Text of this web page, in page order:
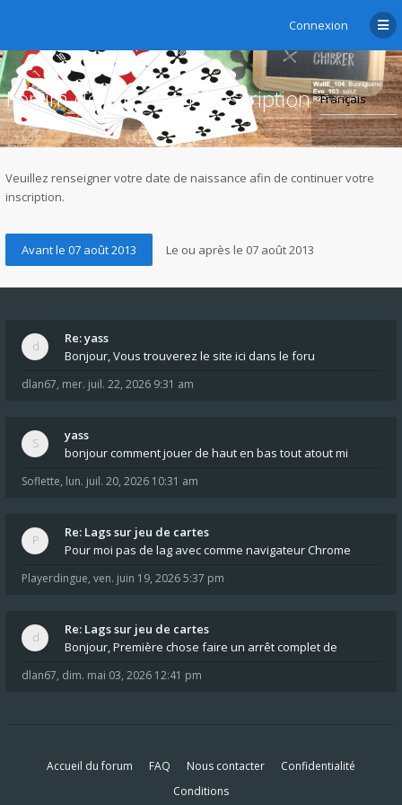
Connexion
Forum de chibre.ch - Inscription
Veuillez renseigner votre date de naissance afin de continuer votre
inscription.
Re: yass
Bonjour, Vous trouverez le site ici dans le foru
dlan67, mer. juil. 22, 2026 9:31 am
yass
bonjour comment jouer de haut en bas tout atout mi
Soflette, lun. juil. 20, 2026 10:31 am
Re: Lags sur jeu de cartes
Pour moi pas de lag avec comme navigateur Chrome
Playerdingue, ven. juin 19, 2026 5:37 pm
Re: Lags sur jeu de cartes
Bonjour, Première chose faire un arrêt complet de
dlan67, dim. mai 03, 2026 12:41 pm
Accueil du forum FAQ Nous contacter
Confidentialité
Conditions